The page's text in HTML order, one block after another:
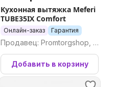
Кухонная вытяжка Meferi
TUBE35IX Comfort
Онлайн-заказ Гарантия
Продавец: Promtorgshop, П
ромторгшоп
Добавить в корзину